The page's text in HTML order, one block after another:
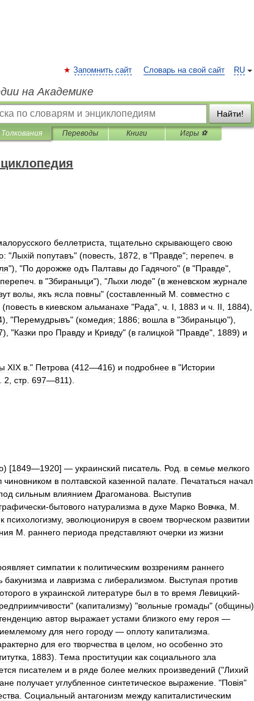
RU
Запомнить сайт Словарь на свой сайт
на Академике
Найти!
Толкования Переводы Книги Игры ⚽
беллетриста тщательно скрывающего свою
"Лыхiй попутавъ" (повесть 1872 в "Правде"; перепеч в
"), "По дорожже одъ Палтавы до Гадячого" (в "Правде",
перепеч в "Збираныци"), "Лыхи люде" (в женевском журнале
волы якъ ясла повны" (составленный М совместно с
(повесть в киевском альманахе "Рада", ч I 1883 и ч II 1884),
), "Перемудрывъ" (комедия; 1886; вошла в "Збираныцю"),
), "Казки про Правду и Кривду" (в галицкой "Правде", 1889) и
XIX в ." Петрова (412—416) и подробнее в "Истории
2 стр 697—811).
) [1849—1920] — украинский писатель Род в семье мелкого
чиновником в полтавской казенной палате Печататься начал
сильным влиянием Драгоманова
Выступив
-бытового натурализма в духе Марко Вовчка M
к психологизму, эволюционируя в своем творческом развитии
М раннего периода представляют очерки из жизни
симпатии к политическим воззрениям раннего
бакунизма и лавризма с либерализмом Выступая против
в украинской литературе был в то время Левицкий-
" (капитализму) "вольные громады" (общины)
автор выражает устами близкого ему героя —
для него городу — оплоту капитализма
для его творчества в целом но особенно это
1883). Тема проституции как социального зла
писателем и в ряде более мелких произведений ("Лихий
получает углубленное синтетическое выражение . "Повія"
Социальный антагонизм между капиталистическим